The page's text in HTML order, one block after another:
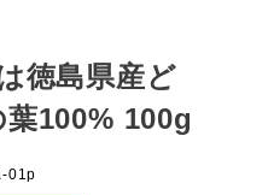
徳島県産ど
100% 100g
01p